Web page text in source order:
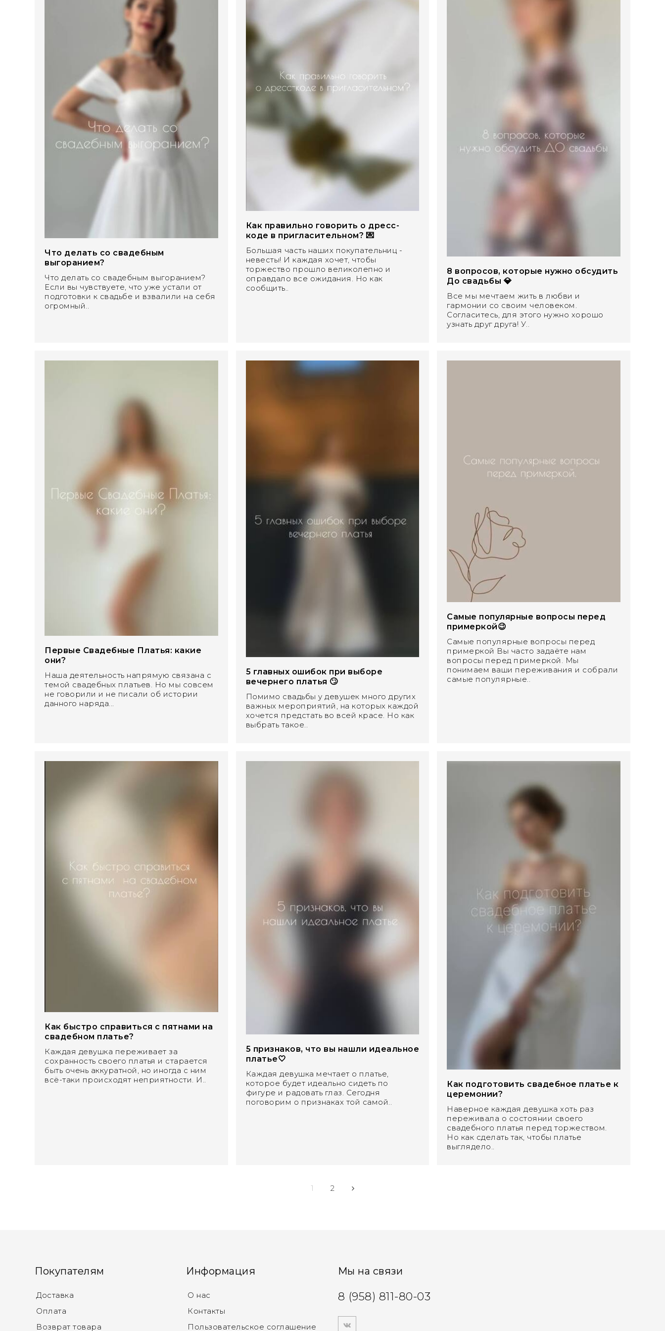
Что делать со свадебным
выгоранием?
Что делать со свадебным выгоранием?
Если вы чувствуете, что уже устали от
подготовки к свадьбе и взвалили на себя
огромный..
Как правильно говорить о дресс-
коде в пригласительном? 💌
Большая часть наших покупательниц -
невесты! И каждая хочет, чтобы
торжество прошло великолепно и
оправдало все ожидания. Но как
сообщить..
8 вопросов, которые нужно обсудить
До свадьбы 💎
Все мы мечтаем жить в любви и
гармонии со своим человеком.
Согласитесь, для этого нужно хорошо
узнать друг друга! У..
Первые Свадебные Платья: какие
они?
Наша деятельность напрямую связана с
темой свадебных платьев. Но мы совсем
не говорили и не писали об истории
данного наряда...
5 главных ошибок при выборе
вечернего платья 🙄
Помимо свадьбы у девушек много других
важных мероприятий, на которых каждой
хочется предстать во всей красе. Но как
выбрать такое..
Самые популярные вопросы перед
примеркой😉
Самые популярные вопросы перед
примеркой Вы часто задаёте нам
вопросы перед примеркой. Мы
понимаем ваши переживания и собрали
самые популярные..
Как быстро справиться с пятнами на
свадебном платье?
Каждая девушка переживает за
сохранность своего платья и старается
быть очень аккуратной, но иногда с ним
всё-таки происходят неприятности. И..
5 признаков, что вы нашли идеальное
платье🤍
Каждая девушка мечтает о платье,
которое будет идеально сидеть по
фигуре и радовать глаз. Сегодня
поговорим о признаках той самой..
Как подготовить свадебное платье к
церемонии?
Наверное каждая девушка хоть раз
переживала о состоянии своего
свадебного платья перед торжеством.
Но как сделать так, чтобы платье
выглядело..
1 2
Покупателям
Доставка
Оплата
Возврат товара
Информация
О нас
Контакты
Пользовательское соглашение
Мы на связи
8 (958) 811-80-03